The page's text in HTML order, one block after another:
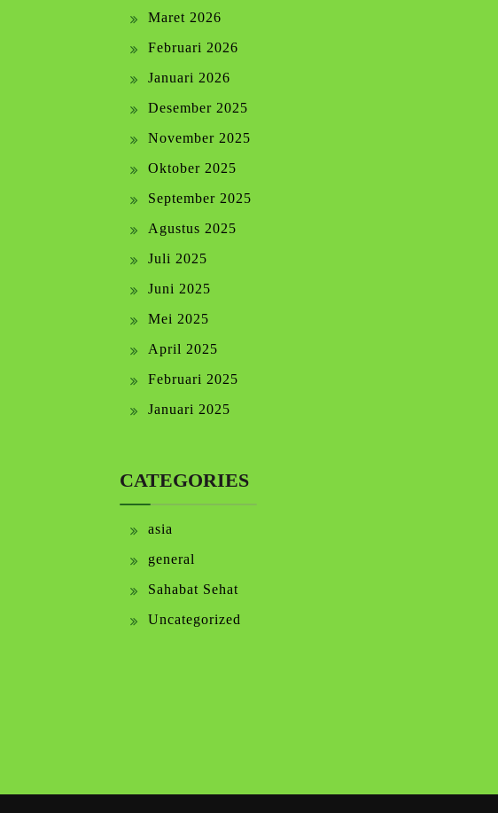
Maret 2026
Februari 2026
Januari 2026
Desember 2025
November 2025
Oktober 2025
September 2025
Agustus 2025
Juli 2025
Juni 2025
Mei 2025
April 2025
Februari 2025
Januari 2025
CATEGORIES
asia
general
Sahabat Sehat
Uncategorized